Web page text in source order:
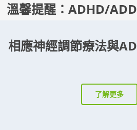
溫馨提醒：ADHD/
相應神經調節療法與
了解更多